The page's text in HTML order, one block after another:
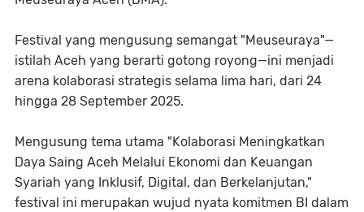
Festival yang mengusung semangat "Meuseuraya"—
istilah Aceh yang berarti gotong royong—ini menjadi
arena kolaborasi strategis selama lima hari, dari 24
hingga 28 September 2025.
Mengusung tema utama "Kolaborasi Meningkatkan
Daya Saing Aceh Melalui Ekonomi dan Keuangan
Syariah yang Inklusif, Digital, dan Berkelanjutan,"
festival ini merupakan wujud nyata komitmen BI dalam